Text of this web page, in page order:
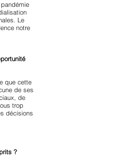
Le
notre
que cette
de ses
de
trop
décisions
?